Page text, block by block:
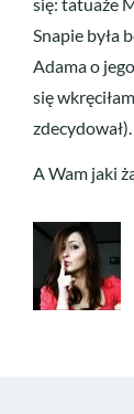
się: tatuaże
Snapie była
Adama o
się
zdecydował).
A Wam jaki